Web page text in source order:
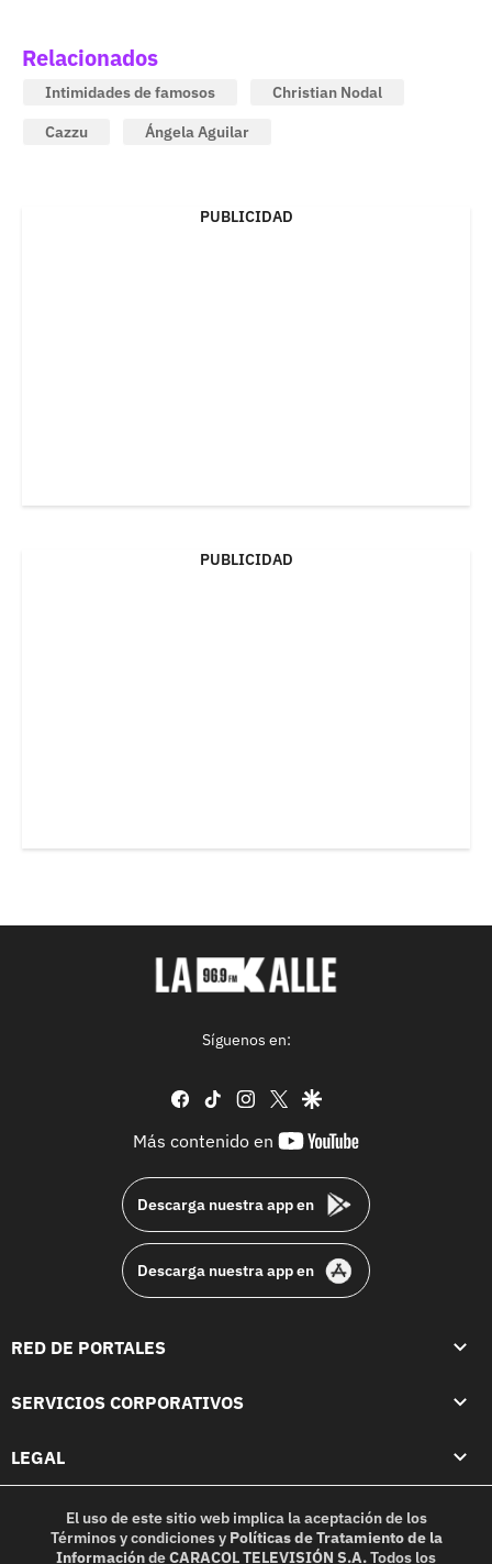
Relacionados
Intimidades de famosos
Christian Nodal
Cazzu
Ángela Aguilar
PUBLICIDAD
PUBLICIDAD
Síguenos en:
facebook
tiktok instagram
twittergoogle
Más contenido en
youtube-
Descarga nuestra app en
Descarga nuestra app en
RED DE PORTALES
SERVICIOS CORPORATIVOS
LEGAL
El uso de este sitio web implica la aceptación de los
Términos y condicionesy Políticas de Tratamiento de la
InformacióndeCARACOL TELEVISIÓN S.A.Todos los